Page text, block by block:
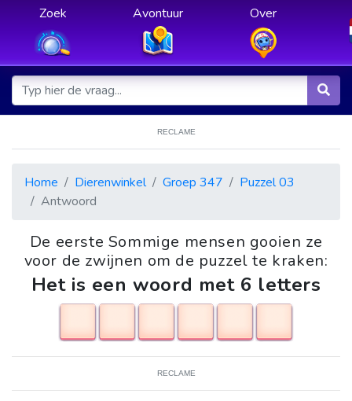
Zoek Avontuur Over
RECLAME
Home Dierenwinkel Groep 347
Puzzel 03
Antwoord
De eerste Sommige mensen gooien ze
voor de zwijnen om de puzzel te kraken:
Het is een woord met 6 letters
RECLAME